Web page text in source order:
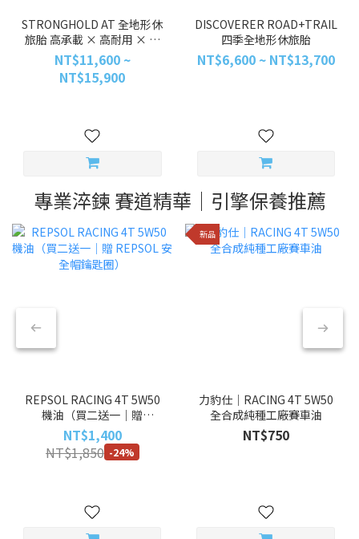
STRONGHOLD AT 全地形休
旅胎 高承載 × 高耐用 × 長
效里程
NT$11,600 ~
NT$15,900
DISCOVERER ROAD+TRAIL
四季全地形休旅胎
NT$6,600 ~ NT$13,700
專業淬鍊 賽道精華｜引擎保養推薦
REPSOL RACING 4T 5W50
機油（買二送一｜贈
REPSOL 安全帽鑰匙圈）
NT$1,400
NT$1,850 -24%
新品
力豹仕｜RACING 4T 5W50
全合成純種工廠賽車油
NT$750